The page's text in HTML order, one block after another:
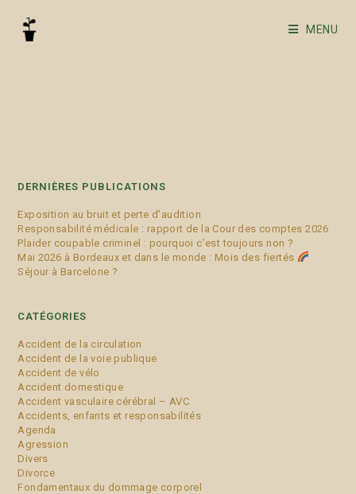
MENU
DERNIÈRES PUBLICATIONS
Exposition au bruit et perte d’audition
Responsabilité médicale : rapport de la Cour des comptes 2026
Plaider coupable criminel : pourquoi c’est toujours non ?
Mai 2026 à Bordeaux et dans le monde : Mois des fiertés
Séjour à Barcelone ?
CATÉGORIES
Accident de la circulation
Accident de la voie publique
Accident de vélo
Accident domestique
Accident vasculaire cérébral – AVC
Accidents, enfants et responsabilités
Agenda
Agression
Divers
Divorce
Fondamentaux du dommage corporel